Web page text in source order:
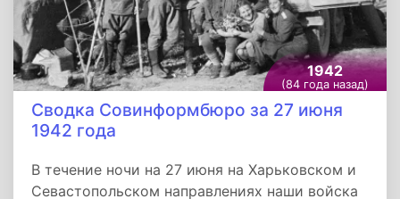
1942
(84 года назад)
Сводка Совинформбюро за 27 июня
1942 года
В течение ночи на 27 июня на Харьковском и
Севастопольском направлениях наши войска